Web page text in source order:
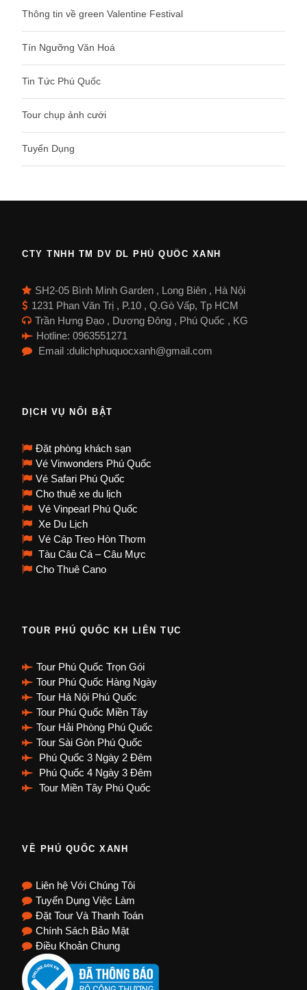
Thông tin về green Valentine Festival
Tín Ngưỡng Văn Hoá
Tin Tức Phú Quốc
Tour chụp ảnh cưới
Tuyển Dụng
CTY TNHH TM DV DL PHÚ QUỐC XANH
SH2-05 Bình Minh Garden , Long Biên , Hà Nội
1231 Phan Văn Trị , P.10 , Q.Gò Vấp, Tp HCM
Trần Hưng Đạo , Dương Đông , Phú Quốc , KG
Hotline: 0963551271
Email :dulichphuquocxanh@gmail.com
DỊCH VỤ NỔI BẬT
Đặt phòng khách sạn
Vé Vinwonders Phú Quốc
Vé Safari Phú Quốc
Cho thuê xe du lịch
Vé Vinpearl Phú Quốc
Xe Du Lịch
Vé Cáp Treo Hòn Thơm
Tàu Câu Cá – Câu Mực
Cho Thuê Cano
TOUR PHÚ QUỐC KH LIÊN TỤC
Tour Phú Quốc Trọn Gói
Tour Phú Quốc Hàng Ngày
Tour Hà Nội Phú Quốc
Tour Phú Quốc Miền Tây
Tour Hải Phòng Phú Quốc
Tour Sài Gòn Phú Quốc
Phú Quốc 3 Ngày 2 Đêm
Phú Quốc 4 Ngày 3 Đêm
Tour Miền Tây Phú Quốc
VỀ PHÚ QUỐC XANH
Liên hệ Với Chúng Tôi
Tuyển Dụng Việc Làm
Đặt Tour Và Thanh Toán
Chính Sách Bảo Mật
Điều Khoản Chung